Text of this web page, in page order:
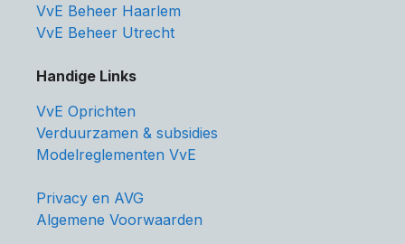
VvE Beheer Haarlem
VvE Beheer Utrecht
Handige Links
VvE Oprichten
Verduurzamen & subsidies
Modelreglementen VvE
Privacy en AVG
Algemene Voorwaarden